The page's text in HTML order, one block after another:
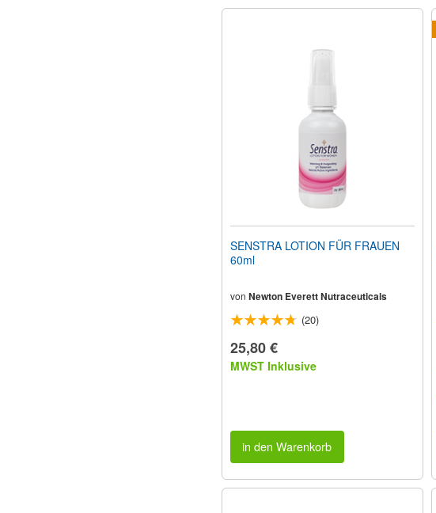
SENSTRA LOTION FÜR FRAUEN
60ml
von Newton Everett Nutraceuticals
(20)
25,80 €
MWST Inklusive
in den Warenkorb